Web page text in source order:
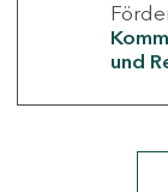
und